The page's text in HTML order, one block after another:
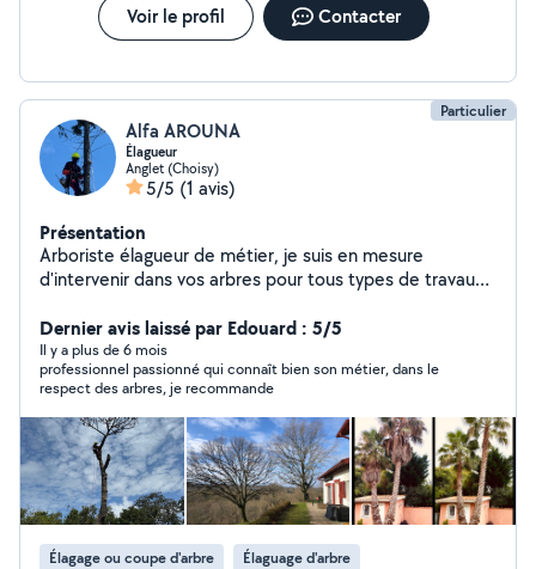
Voir le profil Contacter
Particulier
Alfa AROUNA
Élagueur
Anglet (Choisy)
5/5 (1 avis)
Présentation
Arboriste élagueur de métier, je suis en mesure
d'intervenir dans vos arbres pour tous types de travaux,
Dernier avis laissé par Edouard : 5/5
Il y a plus de 6 mois
professionnel passionné qui connaît bien son métier, dans le
respect des arbres, je recommande
Élagage ou coupe d'arbre Élaguage d'arbre